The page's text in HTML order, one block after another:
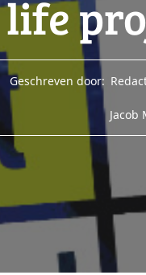
Geschreven door:
Jacob